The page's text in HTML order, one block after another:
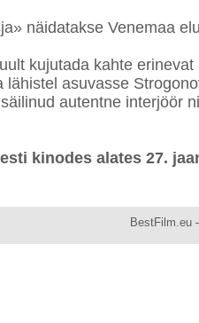
näidatakse Venemaa
kujutada kahte
lähistel asuvasse
autentne interjöör
kinodes alates 27.
BestFilm.eu